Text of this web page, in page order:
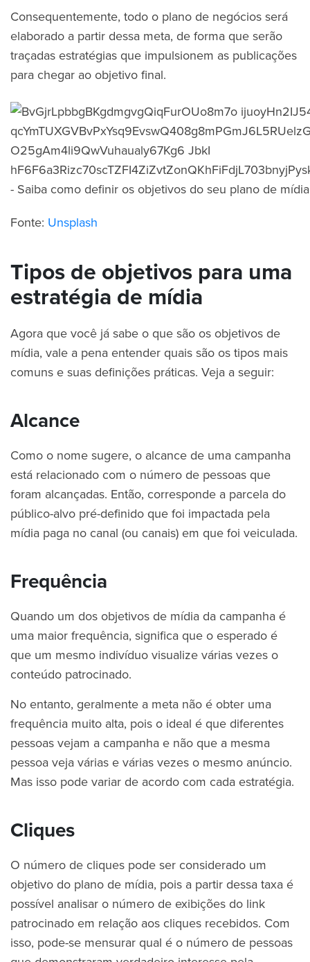
Consequentemente, todo o plano de negócios será
elaborado a partir dessa meta, de forma que serão
traçadas estratégias que impulsionem as publicações
para chegar ao objetivo final.
Fonte: Unsplash
Tipos de objetivos para uma
estratégia de mídia
Agora que você já sabe o que são os objetivos de
mídia, vale a pena entender quais são os tipos mais
comuns e suas definições práticas. Veja a seguir:
Alcance
Como o nome sugere, o alcance de uma campanha
está relacionado com o número de pessoas que
foram alcançadas. Então, corresponde a parcela do
público-alvo pré-definido que foi impactada pela
mídia paga no canal (ou canais) em que foi veiculada.
Frequência
Quando um dos objetivos de mídia da campanha é
uma maior frequência, significa que o esperado é
que um mesmo indivíduo visualize várias vezes o
conteúdo patrocinado.
No entanto, geralmente a meta não é obter uma
frequência muito alta, pois o ideal é que diferentes
pessoas vejam a campanha e não que a mesma
pessoa veja várias e várias vezes o mesmo anúncio.
Mas isso pode variar de acordo com cada estratégia.
Cliques
O número de cliques pode ser considerado um
objetivo do plano de mídia, pois a partir dessa taxa é
possível analisar o número de exibições do link
patrocinado em relação aos cliques recebidos. Com
isso, pode-se mensurar qual é o número de pessoas